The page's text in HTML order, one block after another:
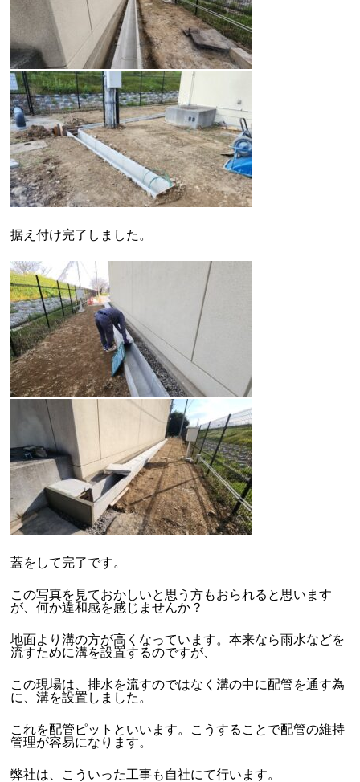
据え付け完了しました。
蓋をして完了です。
この写真を見ておかしいと思う方もおられると思います
が、何か違和感を感じませんか？
地面より溝の方が高くなっています。本来なら雨水などを
流すために溝を設置するのですが、
この現場は、排水を流すのではなく溝の中に配管を通す為
に、溝を設置しました。
これを配管ピットといいます。こうすることで配管の維持
管理が容易になります。
弊社は、こういった工事も自社にて行います。